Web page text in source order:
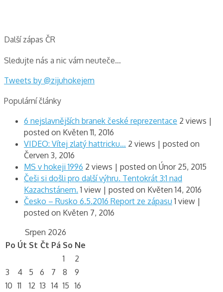
Další zápas ČR
Sledujte nás a nic vám neuteče…
Tweets by @zijuhokejem
Populární články
6 nejslavnějších branek české reprezentace 2 views |
posted on Květen 11, 2016
VIDEO: Vítej zlatý hattricku… 2 views | posted on
Červen 3, 2016
MS v hokeji 1996 2 views | posted on Únor 25, 2015
Češi si došli pro další výhru. Tentokrát 3:1 nad
Kazachstánem. 1 view | posted on Květen 14, 2016
Česko – Rusko 6.5.2016 Report ze zápasu 1 view |
posted on Květen 7, 2016
Srpen 2026
Po Út St Čt Pá So Ne
1
2
3
4 5 6 7 8
9
10 11 12 13 14 15 16